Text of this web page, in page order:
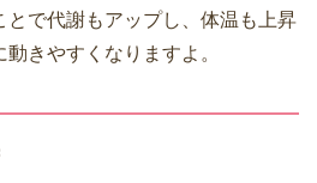
とで代謝もアップし、体温も上昇
きやすくなりますよ。